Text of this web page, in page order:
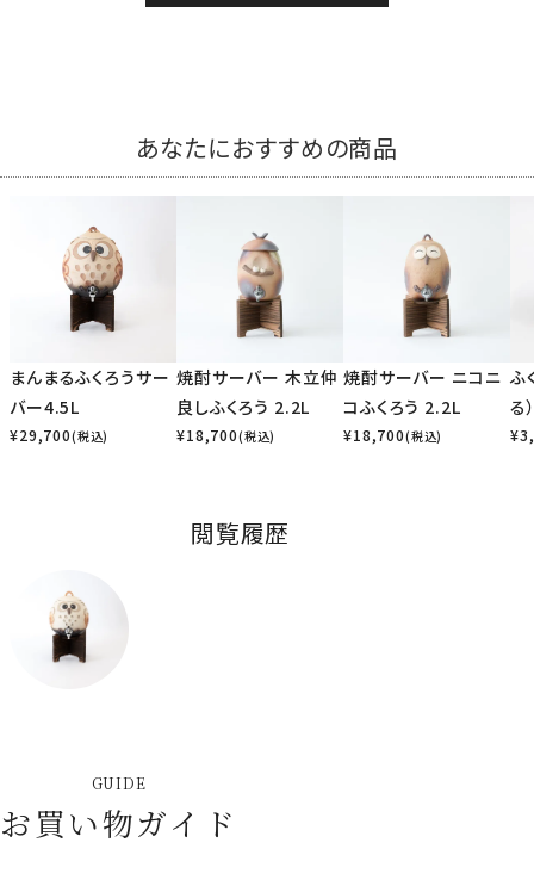
あなたにおすすめの商品
まんまるふくろうサー
バー4.5L
¥29,700(税込)
焼酎サーバー 木立仲
良しふくろう 2.2L
¥18,700(税込)
焼酎サーバー ニコニ
コふくろう 2.2L
¥18,700(税込)
ふ
る
¥
閲覧履歴
GUIDE
お買い物ガイド